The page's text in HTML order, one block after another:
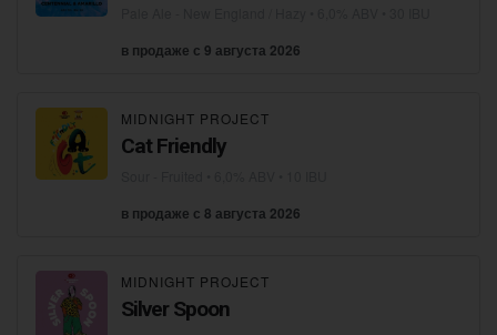
в продаже с 9 августа 2026
MIDNIGHT PROJECT
Cat Friendly
в продаже с 8 августа 2026
MIDNIGHT PROJECT
Silver Spoon